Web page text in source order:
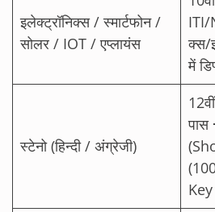
इलेक्ट्रॉनिक्स / स्मार्टफोन /
सोलर / IOT / एप्लायंस
ITI/
क्स/
में
स्टेनो (हिन्दी / अंग्रेजी)
पास